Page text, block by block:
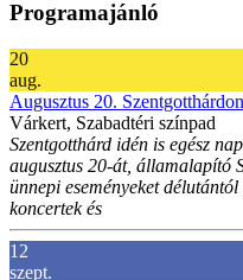
Programajánló
20
aug.
Augusztus 20.
Várkert, Szabadtéri színpad
Szentgotthárd idén is egész
augusztus 20-át, államalapító
ünnepi eseményeket
koncertek és
12
szept.